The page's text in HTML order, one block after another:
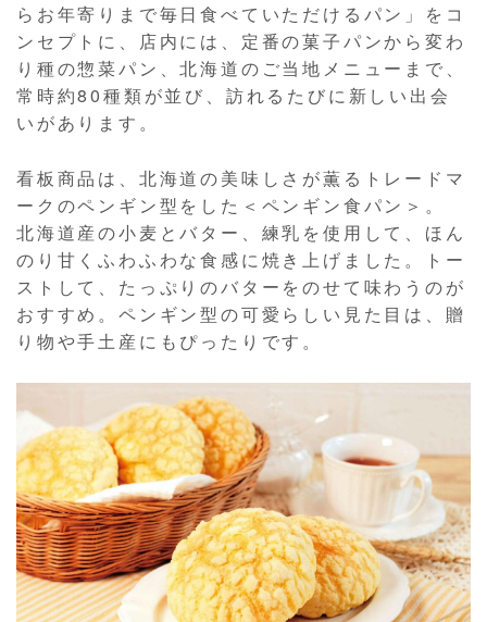
らお年寄りまで毎日食べていただけるパン」をコ
ンセプトに、店内には、定番の菓子パンから変わ
り種の惣菜パン、北海道のご当地メニューまで、
常時約80種類が並び、訪れるたびに新しい出会
いがあります。
看板商品は、北海道の美味しさが薫るトレードマ
ークのペンギン型をした＜ペンギン食パン＞。
北海道産の小麦とバター、練乳を使用して、ほん
のり甘くふわふわな食感に焼き上げました。トー
ストして、たっぷりのバターをのせて味わうのが
おすすめ。ペンギン型の可愛らしい見た目は、贈
り物や手土産にもぴったりです。